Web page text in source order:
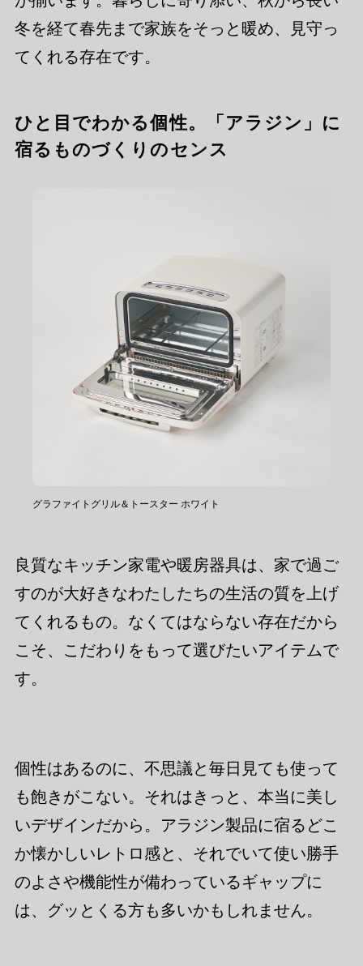
冬を経て春先まで家族をそっと暖め、見守っ
てくれる存在です。
ひと目でわかる個性。「アラジン」に
宿るものづくりのセンス
グラファイトグリル＆トースター ホワイト
良質なキッチン家電や暖房器具は、家で過ご
すのが大好きなわたしたちの生活の質を上げ
てくれるもの。なくてはならない存在だから
こそ、こだわりをもって選びたいアイテムで
す。
個性はあるのに、不思議と毎日見ても使って
も飽きがこない。それはきっと、本当に美し
いデザインだから。アラジン製品に宿るどこ
か懐かしいレトロ感と、それでいて使い勝手
のよさや機能性が備わっているギャップに
は、グッとくる方も多いかもしれません。